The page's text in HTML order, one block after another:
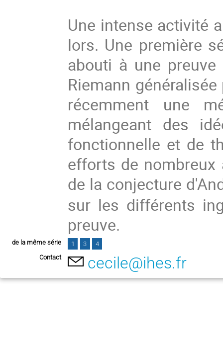
Une intense activité
lors. Une première
abouti à une
Riemann
récemment une
mélangeant des
fonctionnelle et de
efforts de nombreux
de la conjecture
sur les différents
preuve.
de la même série 1 3
4
Contact
cecile@ihes.fr